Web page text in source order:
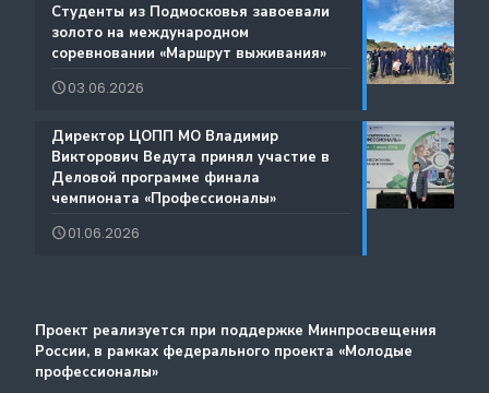
Региональный проект по Профориентации
Дополнительные образовательные услуги
Методический портал
Благодарности
Фестиваль профессий «Путь навыков»
Атлас доступных профессий для лиц с
интеллектуальными нарушениями
️Студенты из Подмосковья завоевали
золото на международном
соревновании «Маршрут выживания»
03.06.2026
️Директор ЦОПП МО Владимир
Викторович Ведута принял участие в
Деловой программе финала
чемпионата «Профессионалы»
01.06.2026
Проект реализуется при поддержке Минпросвещения
России, в рамках федерального проекта «Молодые
профессионалы»